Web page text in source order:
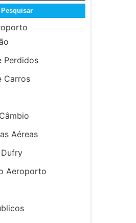
Perdidos
Carros
Aéreas
Aeroporto